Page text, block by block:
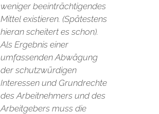
weniger beeinträchtigendes
Mittel existieren. (Spätestens
hieran scheitert es schon).
Als Ergebnis einer
umfassenden Abwägung
der schutzwürdigen
Interessen und Grundrechte
des Arbeitnehmers und des
Arbeitgebers muss die